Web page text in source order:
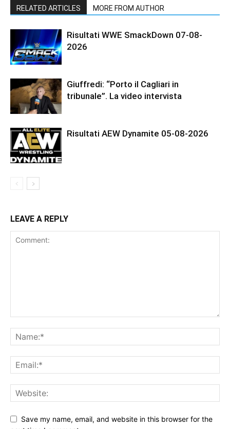
RELATED ARTICLES MORE FROM AUTHOR
Risultati WWE SmackDown 07-08-
2026
Giuffredi: “Porto il Cagliari in
tribunale”. La video intervista
Risultati AEW Dynamite 05-08-2026
LEAVE A REPLY
Save my name, email, and website in this browser for the